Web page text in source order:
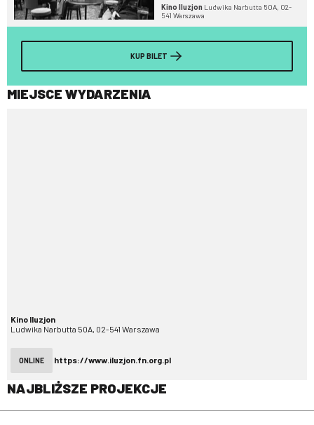
Kino Iluzjon Ludwika Narbutta 50A, 02-
541 Warszawa
KUP BILET
MIEJSCE WYDARZENIA
Kino Iluzjon
Ludwika Narbutta 50A, 02-541 Warszawa
ONLINE https://www.iluzjon.fn.org.pl
NAJBLIŻSZE PROJEKCJE